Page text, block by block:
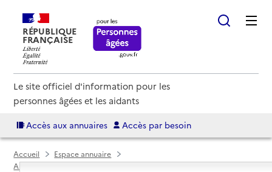
RÉPUBLIQUE
FRANÇAISE
Le site officiel d'information pour les
personnes âgées et les aidants
Accès aux annuaires Accès par besoin
Accueil
Espace annuaire
Annuaire EHPAD et maisons de retraite